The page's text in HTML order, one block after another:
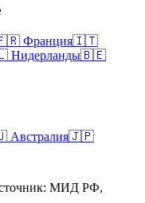
Франция🇮🇹
Нидерланды🇧🇪
Австралия🇯🇵
МИД РФ,